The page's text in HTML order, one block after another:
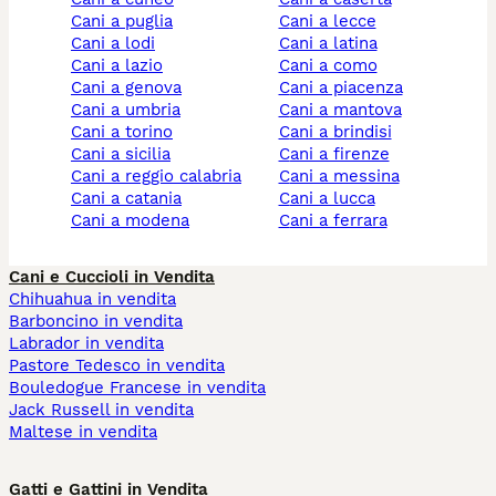
cani a puglia
cani a lodi
cani a lazio
cani a genova
cani a umbria
cani a torino
cani a sicilia
cani a reggio calabria
cani a catania
cani a modena
cani a lecce
cani a latina
cani a como
cani a piacenza
cani a mantova
cani a brindisi
cani a firenze
cani a messina
cani a lucca
cani a ferrara
Cani e Cuccioli in Vendita
Chihuahua in vendita
Barboncino in vendita
Labrador in vendita
Pastore Tedesco in vendita
Bouledogue Francese in vendita
Jack Russell in vendita
Maltese in vendita
Gatti e Gattini in Vendita